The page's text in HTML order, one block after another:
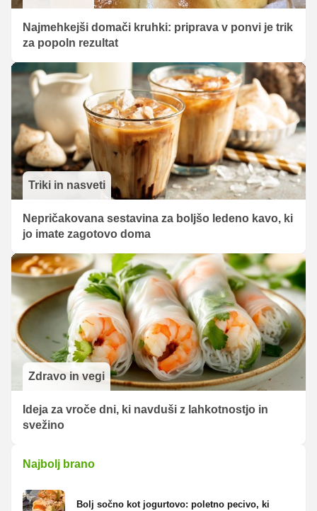
Najmehkejši domači kruhki: priprava v ponvi je trik
za popoln rezultat
Triki in nasveti
Nepričakovana sestavina za boljšo ledeno kavo, ki
jo imate zagotovo doma
Zdravo in vegi
Ideja za vroče dni, ki navduši z lahkotnostjo in
svežino
Najbolj brano
Bolj sočno kot jogurtovo: poletno pecivo, ki